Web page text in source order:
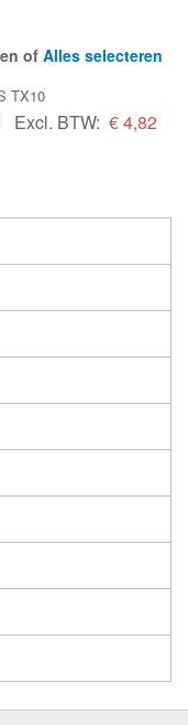
of Alles selecteren
TX10
Excl. BTW: € 4,82